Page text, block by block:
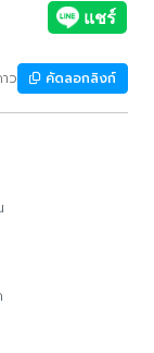
ว คัดลอกลิงก์